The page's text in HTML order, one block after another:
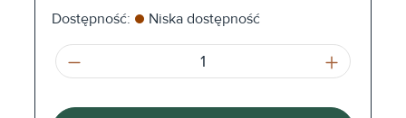
Dostępność:
Niska dostępność
Ilość produktu: Wprowadź żądaną